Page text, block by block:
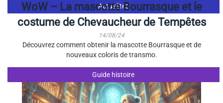
Actualités
WoW – La mascotte Bourrasque et le
costume de Chevaucheur de Tempêtes
14/08/24
Découvrez comment obtenir la mascotte Bourrasque et de
nouveaux coloris de transmo.
Guide histoire